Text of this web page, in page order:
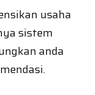
usaha
sistem
anda